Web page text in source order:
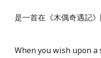
是一首在《木偶奇遇記
When you wish upon a